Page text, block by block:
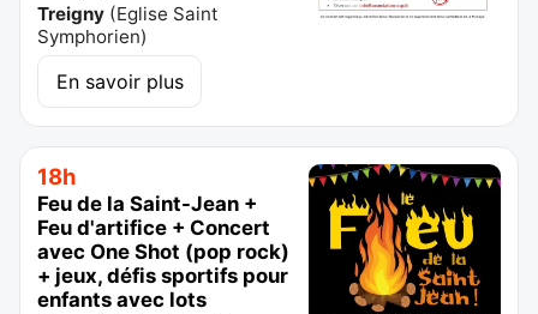
Treigny (Eglise Saint
Symphorien)
En savoir plus
18h
Feu de la Saint-Jean +
Feu d'artifice + Concert
avec One Shot (pop rock)
+ jeux, défis sportifs pour
enfants avec lots